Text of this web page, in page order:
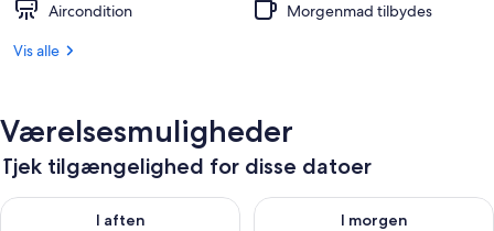
Aircondition
Morgenmad tilbydes
Vis alle
Værelsesmuligheder
Tjek tilgængelighed for disse datoer
I aften
Tjek tilgængelighed for i aften aug. 6 - aug. 7
I morgen
Tjek tilgængelighed for i